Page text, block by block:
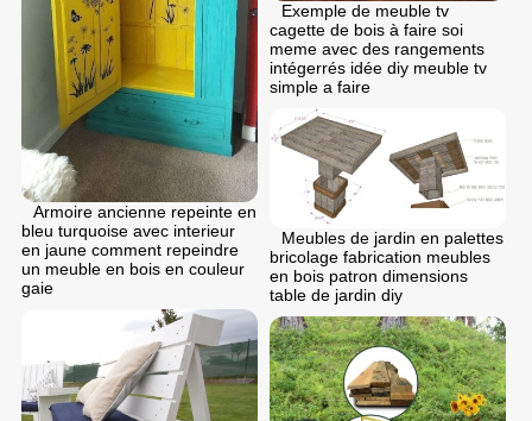
Exemple de meuble tv
cagette de bois à faire soi
meme avec des rangements
intégerrés idée diy meuble tv
simple a faire
Armoire ancienne repeinte en
bleu turquoise avec interieur
en jaune comment repeindre
un meuble en bois en couleur
gaie
Meubles de jardin en palettes
bricolage fabrication meubles
en bois patron dimensions
table de jardin diy